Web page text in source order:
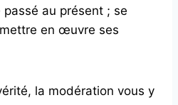
passé au présent ; se
en œuvre ses
la modération vous y